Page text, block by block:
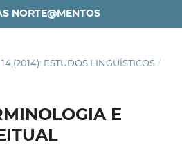
NORTE@MENTOS
(2014): ESTUDOS LINGUÍSTICOS /
E